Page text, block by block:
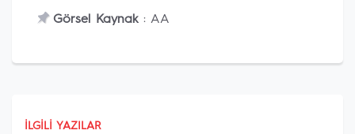
Görsel Kaynak: AA
İLGILI YAZILAR